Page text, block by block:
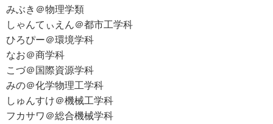
みぶき＠物理学類
しゃんてぃえん＠都市工学科
ひろぴー＠環境学科
なお＠商学科
こづ＠国際資源学科
みの＠化学物理工学科
しゅんすけ＠機械工学科
フカサワ＠総合機械学科